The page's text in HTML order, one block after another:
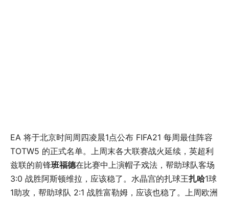
EA 将于北京时间周四凌晨1点公布 FIFA21 每周最佳阵容
TOTW5 的正式名单。上周末各大联赛战火延续，英超利
兹联的前锋班福德在比赛中上演帽子戏法，帮助球队客场
3:0 战胜阿斯顿维拉，应该稳了。水晶宫的扎球王扎哈1球
1助攻，帮助球队 2:1 战胜富勒姆，应该也稳了。上周欧洲